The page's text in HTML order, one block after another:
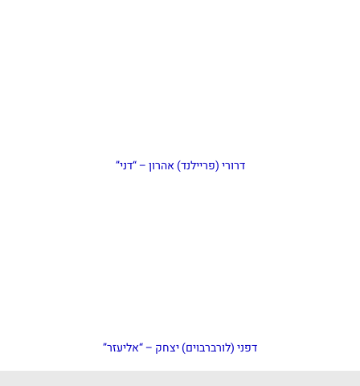
דרורי (פריילנד) אהרון – “דני”
דפני (לורברבוים) יצחק – “אליעזר”